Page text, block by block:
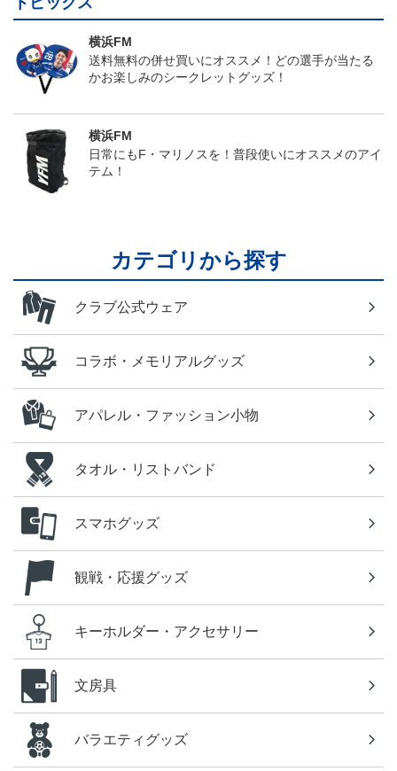
横浜FM
送料無料の併せ買いにオススメ！どの選手が当たる
かお楽しみのシークレットグッズ！
横浜FM
日常にもF・マリノスを！普段使いにオススメのアイ
テム！
カテゴリから探す
クラブ公式ウェア
コラボ・メモリアルグッズ
アパレル・ファッション小物
タオル・リストバンド
スマホグッズ
観戦・応援グッズ
キーホルダー・アクセサリー
文房具
バラエティグッズ